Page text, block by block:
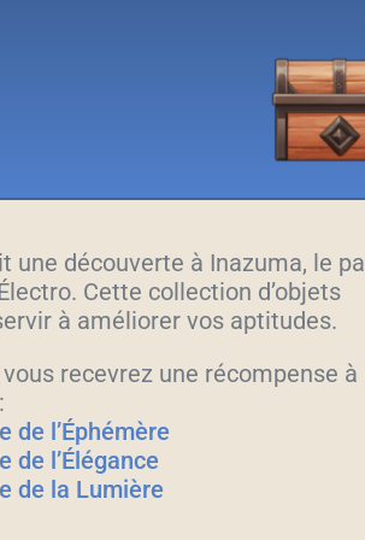
une découverte à Inazuma, le
Cette collection d’objets
à améliorer vos aptitudes.
recevrez une récompense à
de l’Éphémère
de l’Élégance
de la Lumière